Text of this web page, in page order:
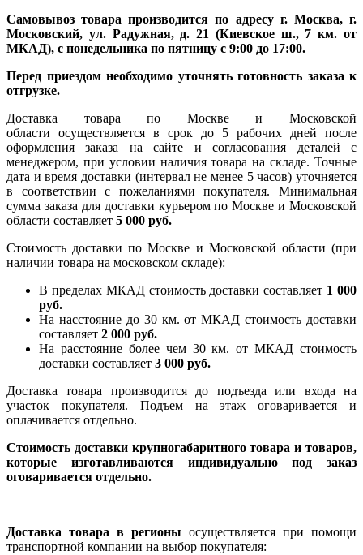
Самовывоз товара производится по адресу г. Москва, г.
Московский, ул. Радужная, д. 21 (Киевское ш., 7 км. от
МКАД), с понедельника по пятницу с 9:00 до 17:00.
Перед приездом необходимо уточнять готовность заказа к
отгрузке.
Доставка товара по Москве и Московской
области осуществляется в срок до 5 рабочих дней после
оформления заказа на сайте и согласования деталей с
менеджером, при условии наличия товара на складе. Точные
дата и время доставки (интервал не менее 5 часов) уточняется
в соответствии с пожеланиями покупателя. Минимальная
сумма заказа для доставки курьером по Москве и Московской
области составляет 5 000 руб.
Стоимость доставки по Москве и Московской области (при
наличии товара на московском складе):
В пределах МКАД стоимость доставки составляет 1 000
руб.
На насcтояние до 30 км. от МКАД стоимость доставки
составляет 2 000 руб.
На расстояние более чем 30 км. от МКАД стоимость
доставки составляет 3 000 руб.
Доставка товара производится до подъезда или входа на
участок покупателя. Подъем на этаж оговаривается и
оплачивается отдельно.
Стоимость доставки крупногабаритного товара и товаров,
которые изготавливаются индивидуально под заказ
оговаривается отдельно.
Доставка товара в регионы осуществляется при помощи
транспортной компании на выбор покупателя: